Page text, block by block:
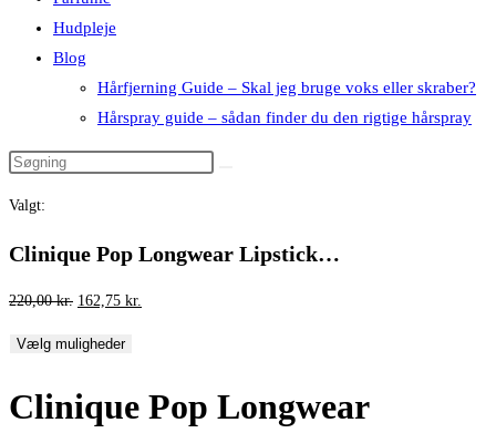
Hudpleje
Blog
Hårfjerning Guide – Skal jeg bruge voks eller skraber?
Hårspray guide – sådan finder du den rigtige hårspray
Valgt:
Clinique Pop Longwear Lipstick…
220,00kr. Den
pris
220,00 kr..
162,75 kr.
162,75 kr..
Vælg muligheder
Clinique Pop Longwear